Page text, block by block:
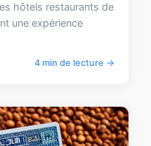
hôtels restaurants de
une expérience
4 min de lecture →